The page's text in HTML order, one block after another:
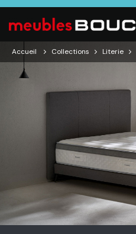
Accueil Collections Literie